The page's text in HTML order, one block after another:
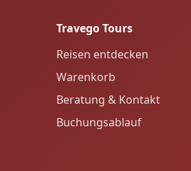
Travego Tours
Reisen entdecken
Warenkorb
Beratung & Kontakt
Buchungsablauf